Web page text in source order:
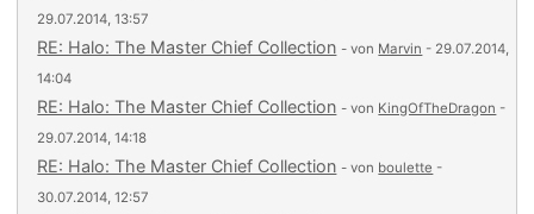
29.07.2014, 13:57
RE: Halo: The Master Chief Collection - von Marvin - 29.07.2014,
14:04
RE: Halo: The Master Chief Collection - von KingOfTheDragon -
29.07.2014, 14:18
RE: Halo: The Master Chief Collection - von boulette -
30.07.2014, 12:57